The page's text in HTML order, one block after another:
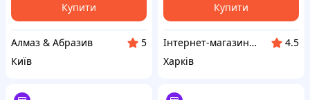
Купити
Алмаз & Абразив
5
Київ
Купити
Інтернет-магазин Modern-Gadget
4.5
Харків